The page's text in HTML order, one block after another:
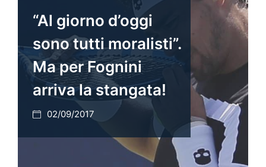
“Al giorno d’oggi
sono tutti moralisti”.
Ma per Fognini
arriva la stangata!
02/09/2017